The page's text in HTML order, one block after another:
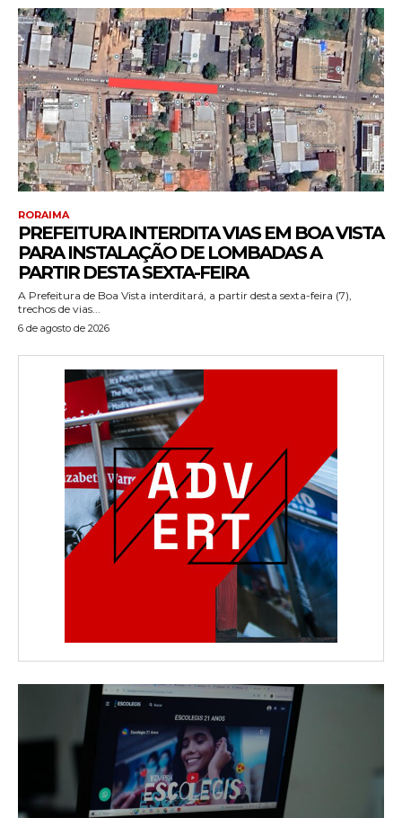
RORAIMA
PREFEITURA INTERDITA VIAS EM BOA VISTA
PARA INSTALAÇÃO DE LOMBADAS A
PARTIR DESTA SEXTA-FEIRA
A Prefeitura de Boa Vista interditará, a partir desta sexta-feira (7),
trechos de vias...
6 de agosto de 2026